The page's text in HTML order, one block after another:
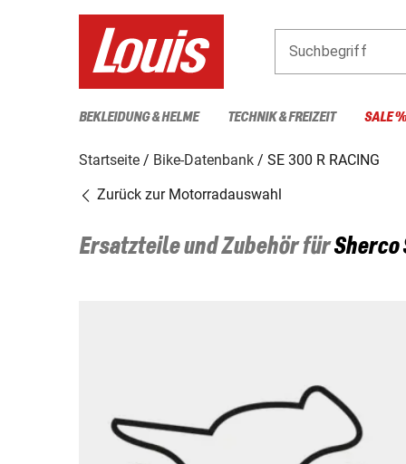
Suchbegriff
BEKLEIDUNG & HELME TECHNIK & FREIZEIT SALE %
Startseite Bike-Datenbank
SE 300 R RACING
Zurück zur Motorradauswahl
Ersatzteile und Zubehör fürSherco